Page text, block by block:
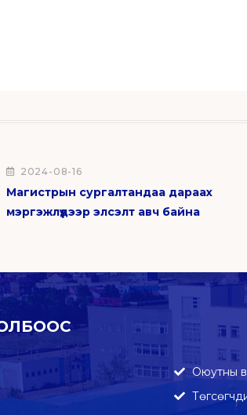
Магистрын сургалтандаа дараах
мэргэжлүүдээр элсэлт авч байна
2024-08-16
Оюутны